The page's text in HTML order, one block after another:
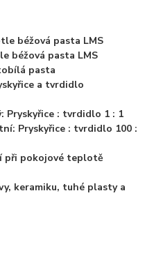
béžová pasta LMS
béžová pasta LMS
pasta
a tvrdidlo
Pryskyřice : tvrdidlo 1 : 1
Pryskyřice : tvrdidlo 100 :
při pokojové teplotě
keramiku, tuhé plasty a